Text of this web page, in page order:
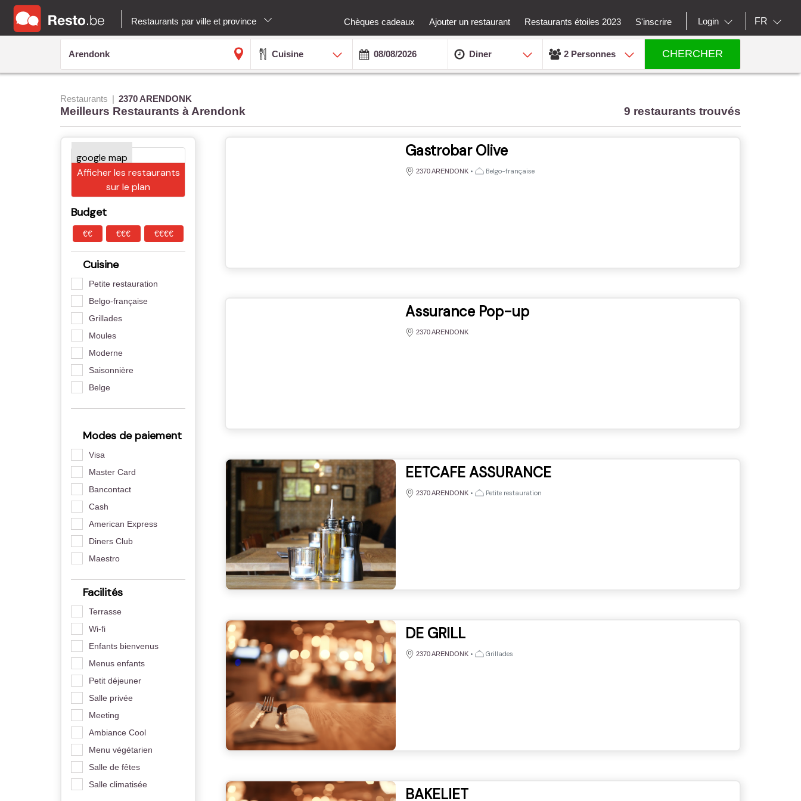
Restaurants par ville et province Chèques cadeaux Ajouter un restaurant Restaurants étoiles 2023 S'inscrire Login FR
Cuisine Diner 2 Personnes CHERCHER
Restaurants 2370 ARENDONK
Meilleurs Restaurants à Arendonk 9 restaurants trouvés
Afficher les restaurants
sur le plan
Budget
€€ €€€ €€€€
Cuisine
Petite restauration
Belgo-française
Grillades
Moules
Moderne
Saisonnière
Belge
Modes de paiement
Visa
Master Card
Bancontact
Cash
American Express
Diners Club
Maestro
Facilités
Terrasse
Wi-fi
Enfants bienvenus
Menus enfants
Petit déjeuner
Salle privée
Meeting
Ambiance Cool
Menu végétarien
Salle de fêtes
Salle climatisée
Gastrobar Olive
2370 ARENDONK • Belgo-française
Assurance Pop-up
2370 ARENDONK
EETCAFE ASSURANCE
2370 ARENDONK • Petite restauration
DE GRILL
2370 ARENDONK • Grillades
BAKELIET